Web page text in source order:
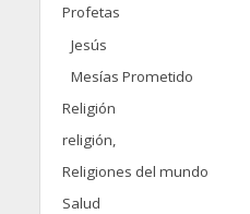
Profetas
Jesús
Mesías Prometido
Religión
religión,
Religiones del mundo
Salud